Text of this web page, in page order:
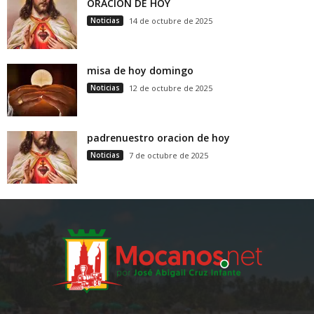
ORACION DE HOY
Noticias 14 de octubre de 2025
misa de hoy domingo
Noticias 12 de octubre de 2025
padrenuestro oracion de hoy
Noticias 7 de octubre de 2025